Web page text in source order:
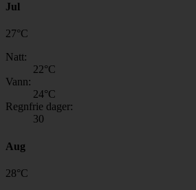
Jul
27°C
Natt:
22°C
Vann:
24°C
Regnfrie dager:
30
Aug
28°C